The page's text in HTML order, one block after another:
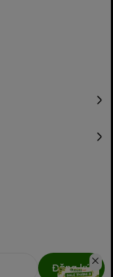
Đăng ký